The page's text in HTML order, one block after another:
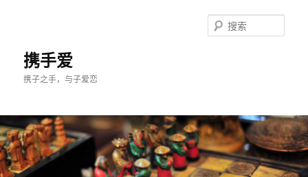
携手爱
携子之手，与子爱恋
索